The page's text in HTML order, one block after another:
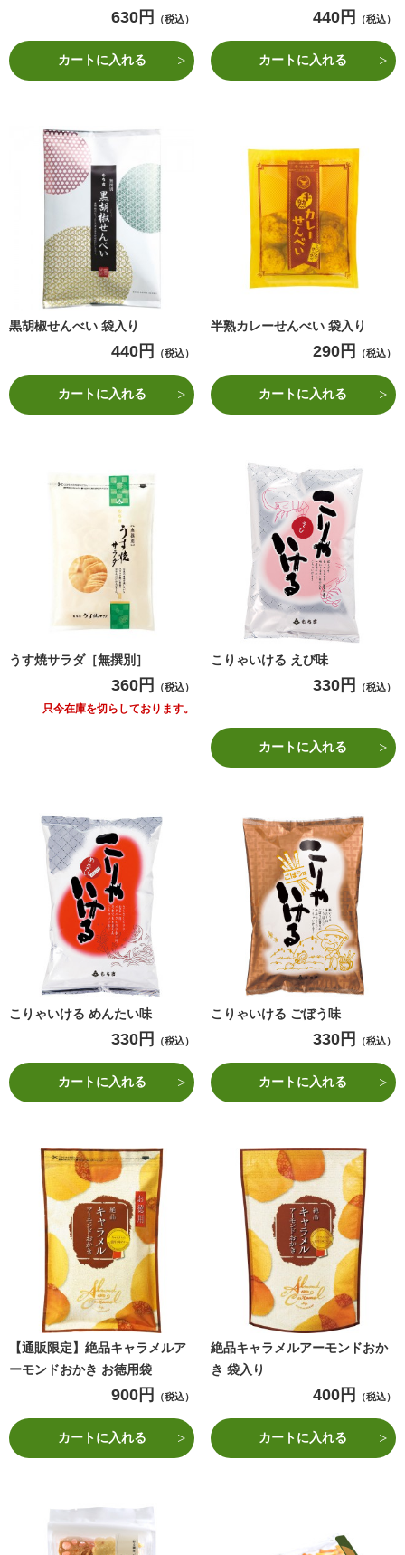
630円 （税込）
カートに入れる
440円 （税込）
カートに入れる
黒胡椒せんべい 袋入り
440円 （税込）
カートに入れる
半熟カレーせんべい 袋入り
290円 （税込）
カートに入れる
うす焼サラダ［無撰別］
360円 （税込）
只今在庫を切らしております。
こりゃいける えび味
330円 （税込）
カートに入れる
こりゃいける めんたい味
330円 （税込）
カートに入れる
こりゃいける ごぼう味
330円 （税込）
カートに入れる
【通販限定】絶品キャラメルア
ーモンドおかき お徳用袋
900円 （税込）
カートに入れる
絶品キャラメルアーモンドおか
き 袋入り
400円 （税込）
カートに入れる